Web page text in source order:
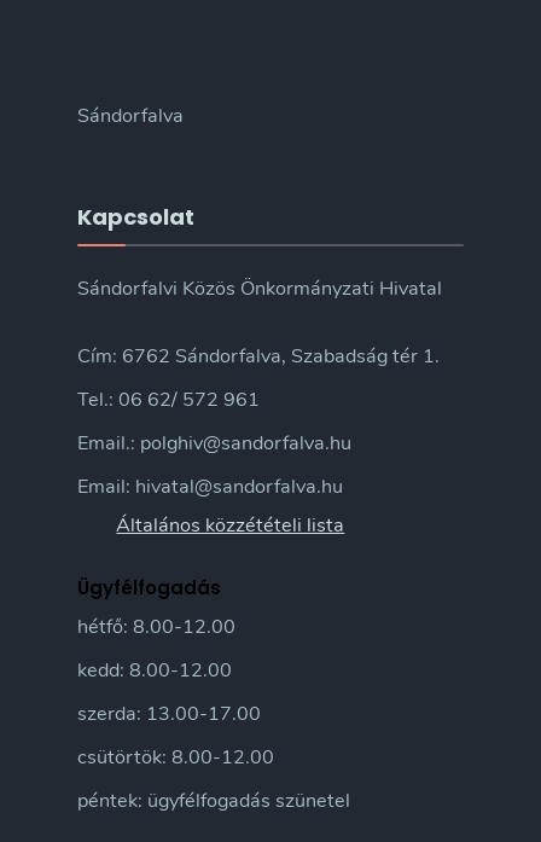
Sándorfalva
Kapcsolat
Sándorfalvi Közös Önkormányzati Hivatal
Cím: 6762 Sándorfalva, Szabadság tér 1.
Tel.: 06 62/ 572 961
Email.: polghiv@sandorfalva.hu
Email: hivatal@sandorfalva.hu
Általános közzétételi lista
Ügyfélfogadás
hétfő: 8.00-12.00
kedd: 8.00-12.00
szerda: 13.00-17.00
csütörtök: 8.00-12.00
péntek: ügyfélfogadás szünetel